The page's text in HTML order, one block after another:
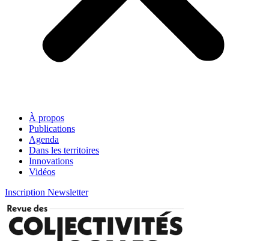
À propos
Publications
Agenda
Dans les territoires
Innovations
Vidéos
Inscription Newsletter